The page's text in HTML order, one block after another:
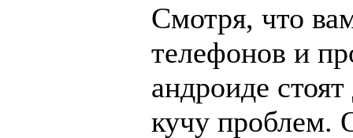
Смотря, что
телефонов и
андроиде
кучу проблем.